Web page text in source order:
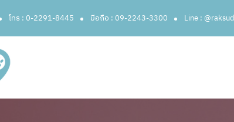
โทร : 0-2291-8445 มือถือ : 09-2243-3300 Line : @raksud